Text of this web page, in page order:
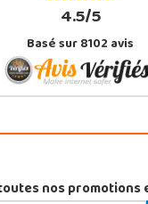
4.5/5
Basé sur 8102 avis
nos